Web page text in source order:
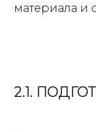
материала и
2.1.